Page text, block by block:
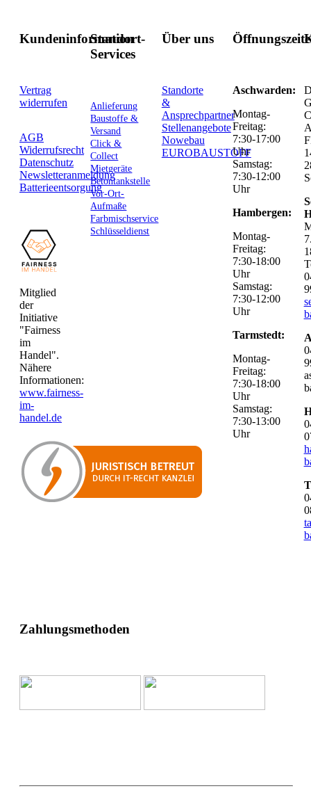
Kundeninformation
Vertrag
widerrufen
AGB
Widerrufsrecht
Datenschutz
Newsletteranmeldung
Batterieentsorgung
Mitglied
der
Initiative
"Fairness
im
Handel".
Nähere
Informationen:
www.fairness-
im-
handel.de
Standort-
Services
Anlieferung
Baustoffe &
Versand
Click &
Collect
Mietgeräte
Betontankstelle
Vor-Ort-
Aufmaße
Farbmischservice
Schlüsseldienst
Über uns
Standorte
&
Ansprechpartner
Stellenangebote
Nowebau
EUROBAUSTOFF
Aschwarden:
Montag-
Freitag:
7:30-17:00
Uhr
Samstag:
7:30-12:00
Uhr
Hambergen:
Montag-
Freitag:
7:30-18:00
Uhr
Samstag:
7:30-12:00
Uhr
Tarmstedt:
Montag-
Freitag:
7:30-18:00
Uhr
Samstag:
7:30-13:00
Uhr
Zahlungsmethoden